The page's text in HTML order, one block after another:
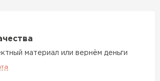
материал или вернём деньги